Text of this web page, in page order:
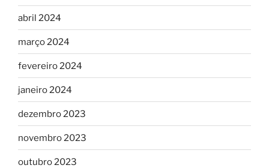
abril 2024
março 2024
fevereiro 2024
janeiro 2024
dezembro 2023
novembro 2023
outubro 2023